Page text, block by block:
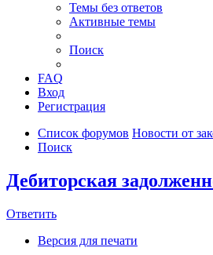
Темы без ответов
Активные темы
Поиск
FAQ
Вход
Регистрация
Список форумов Новости от
Поиск
Дебиторская
Ответить
Версия для печати